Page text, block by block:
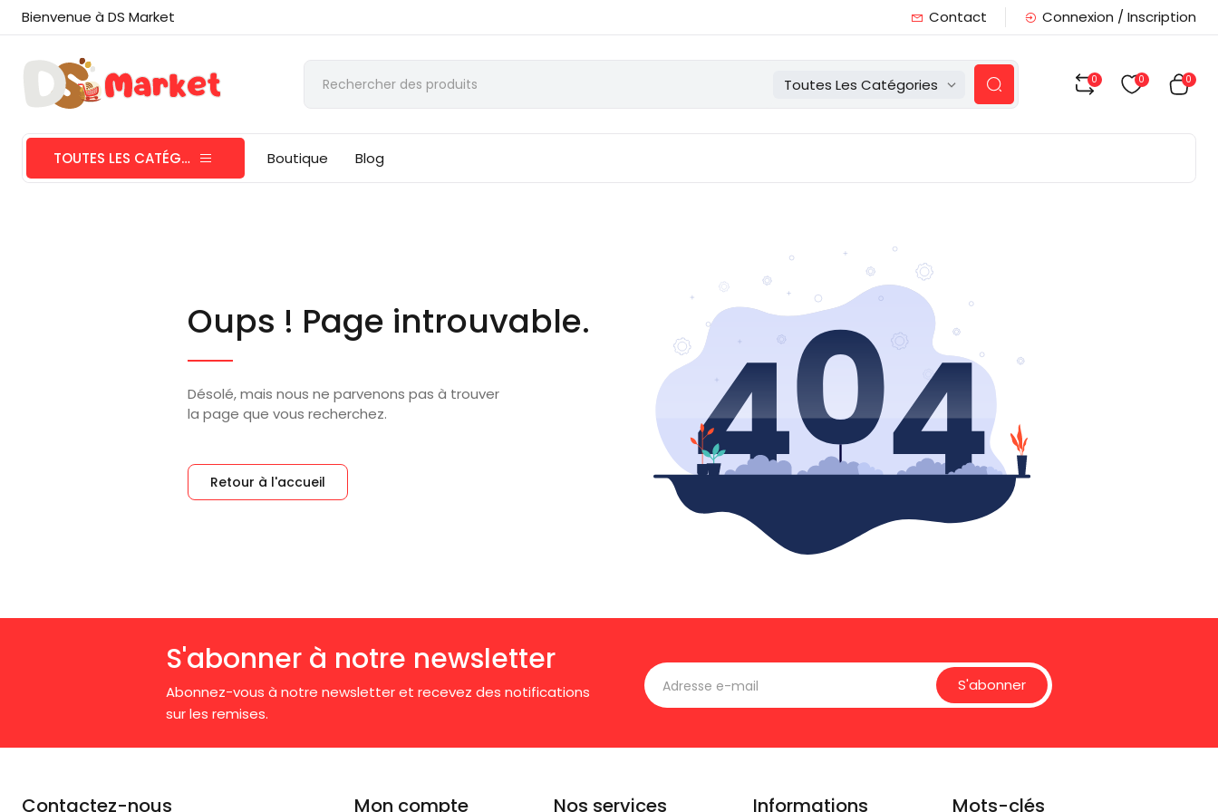
Bienvenue à DS Market Contact Connexion / Inscription
Toutes Les Catégories 0 0 0
TOUTES LES CATÉGORIES Boutique Blog
Oups ! Page introuvable.
Désolé, mais nous ne parvenons pas à trouver
la page que vous recherchez.
Retour à l'accueil
S'abonner à notre newsletter
Abonnez-vous à notre newsletter et recevez des notifications
sur les remises.
S'abonner
Contactez-nous Mon compte Nos services Informations Mots-clés